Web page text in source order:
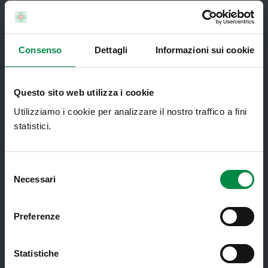
Consenso Dettagli Informazioni sui cookie
Questo sito web utilizza i cookie
Utilizziamo i cookie per analizzare il nostro traffico a fini
statistici.
delNecessari
Preferenze
Statistiche
Servizi al cittadino
Ambulatori di Continuità Assistenziale
e CAU
Assistenza sanitaria all'estero -
Assistenza sanitaria transfrontaliera
Consultorio Familiare
Direzione Assistenza Farmaceutica
Lauree Professioni Sanitarie
Medici e Pediatri di Famiglia